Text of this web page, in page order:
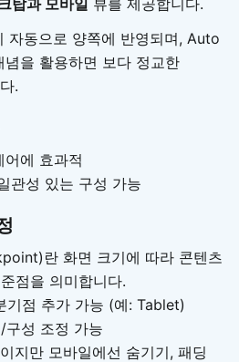
탑과 모바일 뷰를 제공합니다.
자동으로 양쪽에 반영되며, Auto
을 활용하면 보다 정교한
.
에 효과적
관성 있는 구성 가능
란 화면 크기에 따라 콘텐츠
점을 의미합니다.
점 추가 가능 (예: Tablet)
구성 조정 가능
지만 모바일에선 숨기기, 패딩